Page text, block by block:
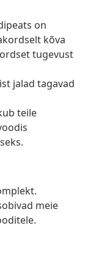
on
kõva
tugevust
jalad tagavad
teile
meie